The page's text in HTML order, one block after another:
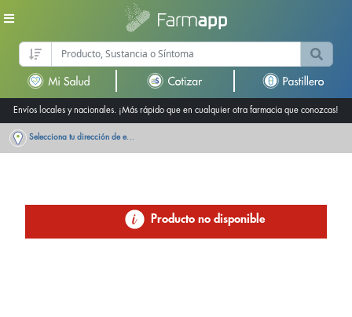
Envíos locales y nacionales. ¡Más rápido que en cualquier otra farmacia que conozcas!
Selecciona tu dirección de entrega
Producto no disponible